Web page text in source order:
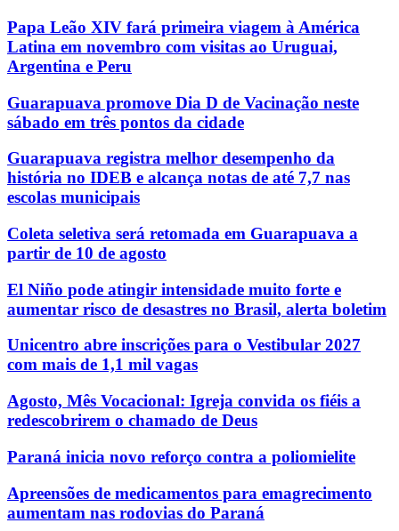
Papa Leão XIV fará primeira viagem à América
Latina em novembro com visitas ao Uruguai,
Argentina e Peru
Guarapuava promove Dia D de Vacinação neste
sábado em três pontos da cidade
Guarapuava registra melhor desempenho da
história no IDEB e alcança notas de até 7,7 nas
escolas municipais
Coleta seletiva será retomada em Guarapuava a
partir de 10 de agosto
El Niño pode atingir intensidade muito forte e
aumentar risco de desastres no Brasil, alerta boletim
Unicentro abre inscrições para o Vestibular 2027
com mais de 1,1 mil vagas
Agosto, Mês Vocacional: Igreja convida os fiéis a
redescobrirem o chamado de Deus
Paraná inicia novo reforço contra a poliomielite
Apreensões de medicamentos para emagrecimento
aumentam nas rodovias do Paraná